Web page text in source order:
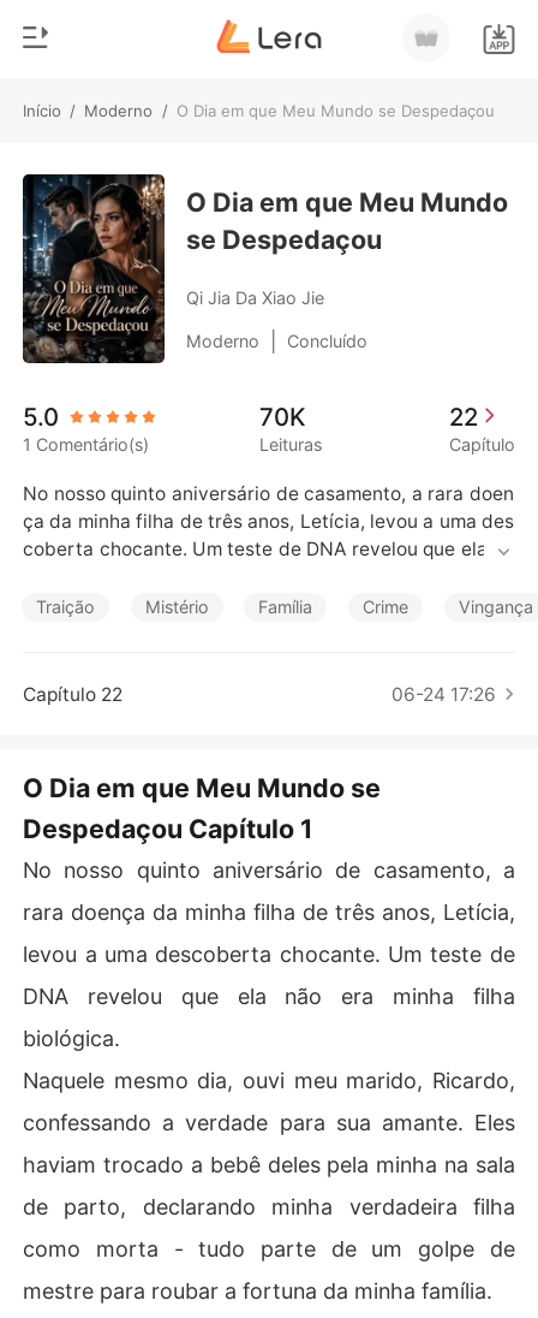
Início / Moderno / O Dia em que Meu Mundo se Despedaçou
Loja
Histórico
Sair
Baixar App
Gênero
Moderno
Lobisomem
Contos
Bilionários
Contos Curtos
O Dia em que Meu Mundo
se Despedaçou
Qi Jia Da Xiao Jie
Moderno Concluído
5.0
1 Comentário(s)
70K
Leituras
22
Capítulo
No nosso quinto aniversário de casamento, a rara doen
ça da minha filha de três anos, Letícia, levou a uma des
coberta chocante. Um teste de DNA revelou que ela nã
a bebê deles pela minha na sala de parto, declarando
Quando o confrontei, eles viraram o jogo contra mim.
Eles me incriminaram por matar o coelho de estimação
de Letícia em um acesso de fúria, conseguiram que um
e me aprisionaram em nossa cobertura sob o pretexto
de "tratamento".
Meu marido, o homem que eu amava, não apenas roubo
u minha filha, mas agora estava tentando roubar minha
a filha que eu criei contra mim.
Mas eles cometeram um erro. Eles pensaram que eu est
ava quebrada. Com a ajuda secreta do meu pai, eu esc
apei daquela gaiola de ouro. Agora, vou encontrar minh
a verdadeira filha e vou fazê-lo pagar por cada uma de
suas mentiras.
Traição Mistério Família Crime Vingança
Capítulo 22 06-24 17:26
O Dia em que Meu Mundo se
Despedaçou Capítulo 1
No nosso quinto aniversário de casamento, a
rara doença da minha filha de três anos, Letícia,
levou a uma descoberta chocante. Um teste de
DNA revelou que ela não era minha filha
biológica.
Naquele mesmo dia, ouvi meu marido, Ricardo,
confessando a verdade para sua amante. Eles
haviam trocado a bebê deles pela minha na sala
de parto, declarando minha verdadeira filha
como morta - tudo parte de um golpe de
mestre para roubar a fortuna da minha família.